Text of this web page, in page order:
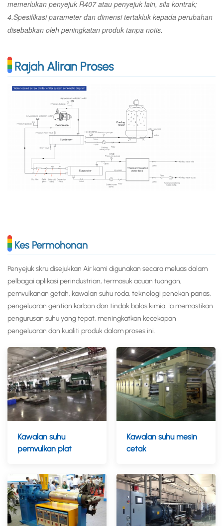
memerlukan penyejuk R407 atau penyejuk lain, sila kontrak;
4.Spesifikasi parameter dan dimensi tertakluk kepada perubahan
disebabkan oleh peningkatan produk tanpa notis.
Rajah Aliran Proses
Kes Permohonan
Penyejuk skru disejukkan Air kami digunakan secara meluas dalam
pelbagai aplikasi perindustrian, termasuk acuan tuangan,
pemvulkanan getah, kawalan suhu roda, teknologi penekan panas,
pengeluaran gentian karbon dan tindak balas kimia. Ia memastikan
pengurusan suhu yang tepat, meningkatkan kecekapan
pengeluaran dan kualiti produk dalam proses ini.
Kawalan suhu
pemvulkan plat
Kawalan suhu mesin
cetak